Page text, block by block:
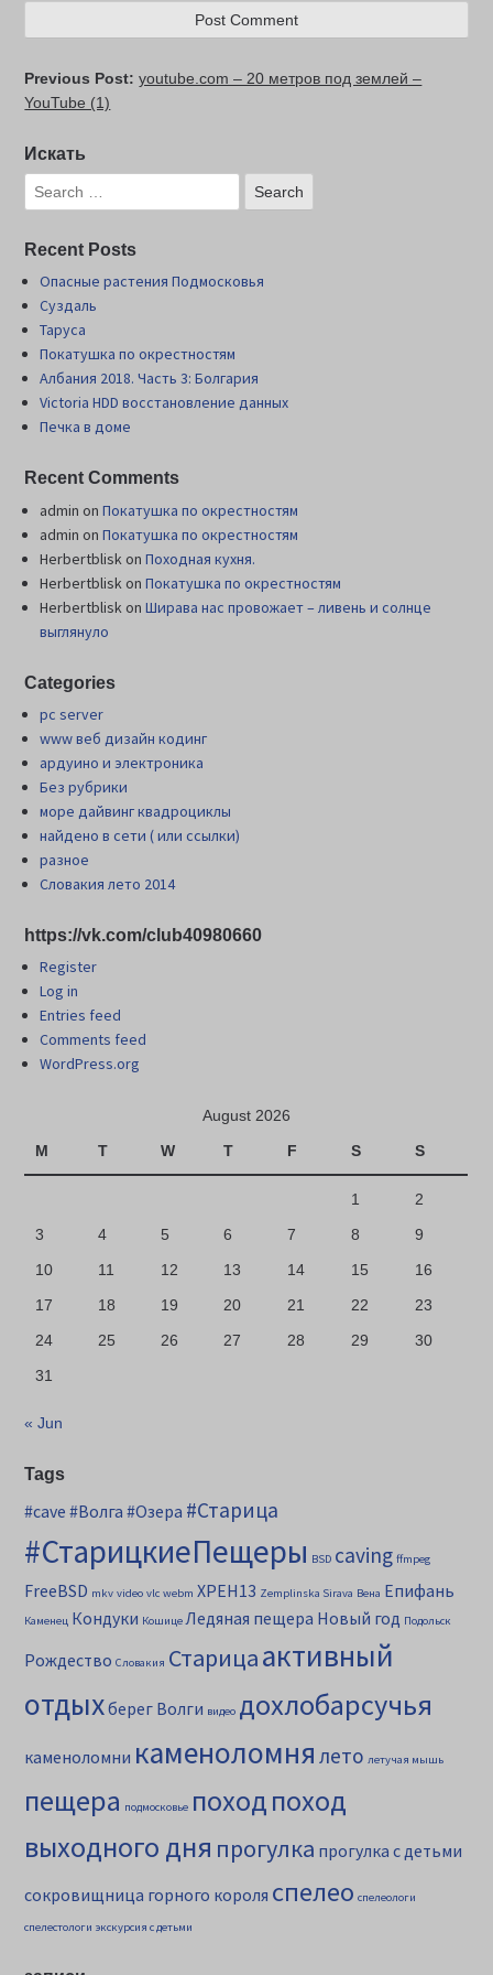
Previous Post:youtube.com – 20 метров под землей –
YouTube (1)
Искать
Recent Posts
Опасные растения Подмосковья
Суздаль
Таруса
Покатушка по окрестностям
Албания 2018. Часть 3: Болгария
Victoria HDD восстановление данных
Печка в доме
Recent Comments
admin onПокатушка по окрестностям
admin onПокатушка по окрестностям
Herbertblisk onПоходная кухня.
Herbertblisk onПокатушка по окрестностям
Herbertblisk onШиpава нас провожает – ливень и солнце
выглянуло
Categories
pc server
www веб дизайн кодинг
ардуино и электроника
Без рубрики
море дайвинг квадроциклы
найдено в сети ( или ссылки)
разное
Словакия лето 2014
https://vk.com/club40980660
Register
Log in
Entries feed
Comments feed
WordPress.org
August 2026
M
T W T F S S
1
2
3
4 5 6 7 8
9
10
11 12 13 14 15
16
17
18 19 20 21 22
23
24
25 26 27 28 29
30
31
« Jun
Tags
#cave #Волга #Озера #Старица
#СтарицкиеПещеры BSD caving ffmpeg
FreeBSD mkv video vlc webm XPEH13 Zemplinska Sirava Вена Епифань
Каменец Кондуки Кошице Ледяная пещера Новый год Подольск
Рождество Словакия Старицаактивный
отдыхберег Волги видео дохлобарсучья
каменоломни каменоломня лето летучая мышь
пещера подмосковье походпоход
выходного дня прогулка прогулка с детьми
сокровищница горного короля спелео спелеологи
спелестологи экскурсия с детьми